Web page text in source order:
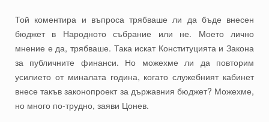
Той коментира и въпроса трябваше ли да бъде внесен
бюджет в Народното събрание или не. Моето лично
мнение е да, трябваше. Така искат Конституцията и Закона
за публичните финанси. Но можехме ли да повторим
усилието от миналата година, когато служебният кабинет
внесе такъв законопроект за държавния бюджет? Можехме,
но много по-трудно, заяви Цонев.